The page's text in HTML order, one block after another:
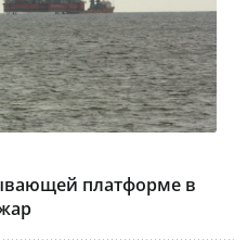
платформе в